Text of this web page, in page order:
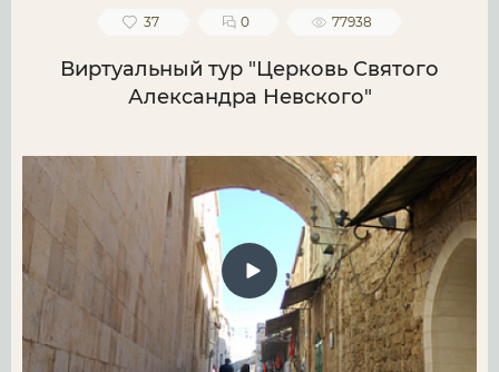
37 0 77938
Виртуальный тур "Церковь Святого
Александра Невского"